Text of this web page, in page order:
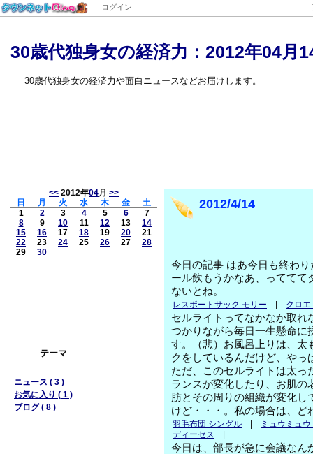
ログイン
30歳代独身女の経済力：2012年04月
30歳代独身女の経済力や面白ニュースなどお届けします。
2012/4/14
今日の記事 はあ今日も終わ
ール飲もうかなあ、っててて
ないとね。
レスポートサック モリー クロ
セルライトってなかなか取れ
つかりながら毎日一生懸命に
す。（悲）お風呂上りは、太
クをしているんだけど、や
ただ、このセルライトは太っ
ランスが変化したり、お肌の
肪とその周りの組織が変化
けど・・・。私の場合は、ど
羽毛布団 シングル
ミュウミュ
ディーセス
今日は、部長が急に会議なん
<< 2012年04月 >>
日
月 火 水 木 金
土
1
2 3 4 5 6
7
8
9 10 11 12 13
14
15
16 17 18 19 20
21
22
23 24 25 26 27
28
29
30
テーマ
ニュース ( 3 )
お気に入り ( 1 )
ブログ ( 8 )